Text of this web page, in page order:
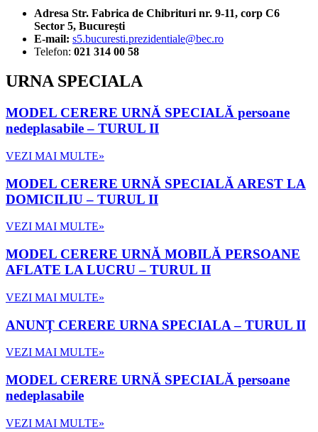
Adresa Str. Fabrica de Chibrituri nr. 9-11, corp C6
Sector 5, București
E-mail: s5.bucuresti.prezidentiale@bec.ro
Telefon: 021 314 00 58
URNA SPECIALA
MODEL CERERE URNĂ SPECIALĂ persoane
nedeplasabile – TURUL II
VEZI MAI MULTE»
MODEL CERERE URNĂ SPECIALĂ AREST LA
DOMICILIU – TURUL II
VEZI MAI MULTE»
MODEL CERERE URNĂ MOBILĂ PERSOANE
AFLATE LA LUCRU – TURUL II
VEZI MAI MULTE»
ANUNȚ CERERE URNA SPECIALA – TURUL II
VEZI MAI MULTE»
MODEL CERERE URNĂ SPECIALĂ persoane
nedeplasabile
VEZI MAI MULTE»